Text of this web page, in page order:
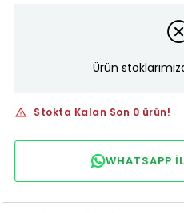
Ürün
Stokta Kalan Son 0 ürün!
WHATSAPP